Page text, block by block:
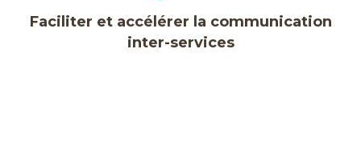
Faciliter et accélérer la communication
inter-services